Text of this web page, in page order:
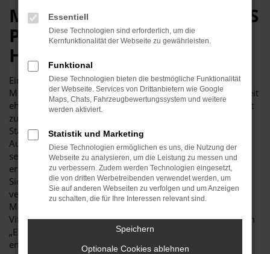
MERCEDES-BENZ VITO – DAS
PERFEKTE AUTO FÜR
HANNOVER
Ein Mercedes-Benz Vito eignet sich hervorragend für Ihre
Mobilität in Hannover und Umgebung. Der Hersteller ist seit
eh und je für seine erstklassige Qualität bekannt und liefert
zudem Fahrzeuge von höchster Effizienz. Sowohl im
Stadtverkehr von Hannover als auch bei Fahrten auf der
Autobahn oder Landstraße spielt der Mercedes-Benz Vito
seine Stärken aus. Sparsames Fahren trifft hier auf eine
erstaunliche Dynamik und Fahrspaß – Assistenten und
Sicherheitssystem erleichtern zudem das Fahren und
vermeiden Unfälle. Wir von KTW sind seit 1971 auf dem
Markt und haben seither bereits unzählige Mercedes-Benz
Vito verkauft. Wir kennen dieses Modell somit wie aus dem
„EffEff“ und können dies vorbehaltlos für Hannover
empfehlen.
Essentiell
Diese Technologien sind erforderlich, um die
Kernfunktionalität der Webseite zu gewährleisten.
Funktional
Diese Technologien bieten die bestmögliche Funktionalität
der Webseite. Services von Drittanbietern wie Google
Maps, Chats, Fahrzeugbewertungssystem und weitere
werden aktiviert.
Statistik und Marketing
Diese Technologien ermöglichen es uns, die Nutzung der
Webseite zu analysieren, um die Leistung zu messen und
zu verbessern. Zudem werden Technologien eingesetzt,
die von dritten Werbetreibenden verwendet werden, um
Sie auf anderen Webseiten zu verfolgen und um Anzeigen
zu schalten, die für Ihre Interessen relevant sind.
Speichern
Optionale Cookies ablehnen